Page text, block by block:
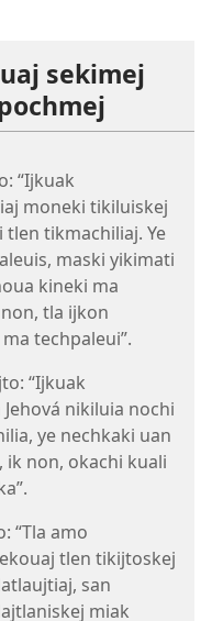
sekimej
“Ijkuak
moneki tikiluiskej
tlen tikmachiliaj. Ye
maski yikimati
kineki ma
tla ijkon
techpaleui”.
“Ijkuak
nikiluia nochi
ye nechkaki uan
ik non, okachi kuali
“Tla amo
tlen tikijtoskej
san
miak